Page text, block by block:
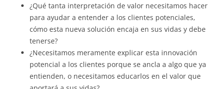
¿Qué tanta interpretación de valor necesitamos hacer
para ayudar a entender a los clientes potenciales,
cómo esta nueva solución encaja en sus vidas y debe
tenerse?
¿Necesitamos meramente explicar esta innovación
potencial a los clientes porque se ancla a algo que ya
entienden, o necesitamos educarlos en el valor que